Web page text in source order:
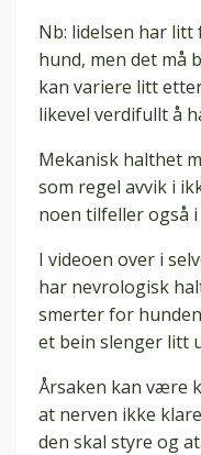
Nb: lidelsen har
hund, men det må
kan variere litt
likevel verdifullt å
Mekanisk halthet
som regel avvik i
noen tilfeller også
I videoen over i
har nevrologisk
smerter for
et bein slenger litt
Årsaken kan være
at nerven ikke
den skal styre og